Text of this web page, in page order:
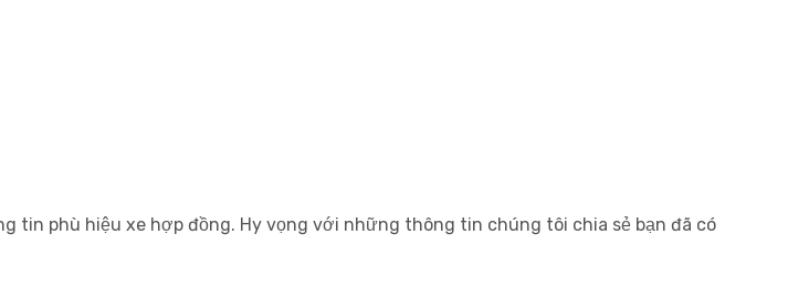
tin phù hiệu xe hợp đồng. Hy vọng với những thông tin chúng tôi chia sẻ bạn đã có